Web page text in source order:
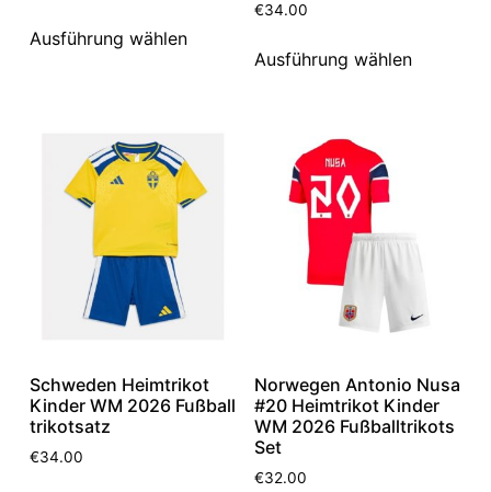
Ausführung wählen
€34.00
Ausführung wählen
Schweden Heimtrikot
Kinder WM 2026 Fußball
trikotsatz
€34.00
Norwegen Antonio Nusa
#20 Heimtrikot Kinder
WM 2026 Fußballtrikots
Set
€32.00